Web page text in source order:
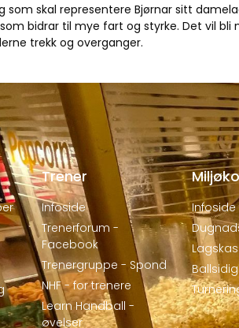
som skal representere Bjørnar sitt
bidrar til mye fart og styrke. Det vil bli
trekk og overganger.
Trener
Infoside
Trenerforum -
Facebook
Trenergruppe - Spond
NHF - for trenere
Learn Handball -
øvelser
Infoside